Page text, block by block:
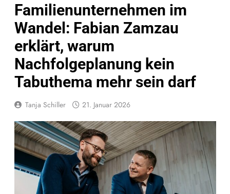
Familienunternehmen im
Wandel: Fabian Zamzau
erklärt, warum
Nachfolgeplanung kein
Tabuthema mehr sein darf
Tanja Schiller 21. Januar 2026